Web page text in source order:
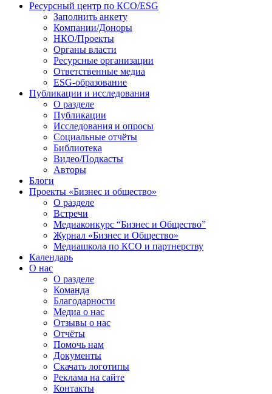
Ресурсный центр по КСО/ESG
Заполнить анкету
Компании/Доноры
НКО/Проекты
Органы власти
Ресурсные организации
Ответственные медиа
ESG-образование
Публикации и исследования
О разделе
Публикации
Исследования и опросы
Социальные отчёты
Библиотека
Видео/Подкасты
Авторы
Блоги
Проекты «Бизнес и общество»
О разделе
Встречи
Медиаконкурс “Бизнес и Общество”
Журнал «Бизнес и Общество»
Медиашкола по КСО и партнерству
Календарь
О нас
О разделе
Команда
Благодарности
Медиа о нас
Отзывы о нас
Отчёты
Помочь нам
Документы
Скачать логотипы
Реклама на сайте
Контакты